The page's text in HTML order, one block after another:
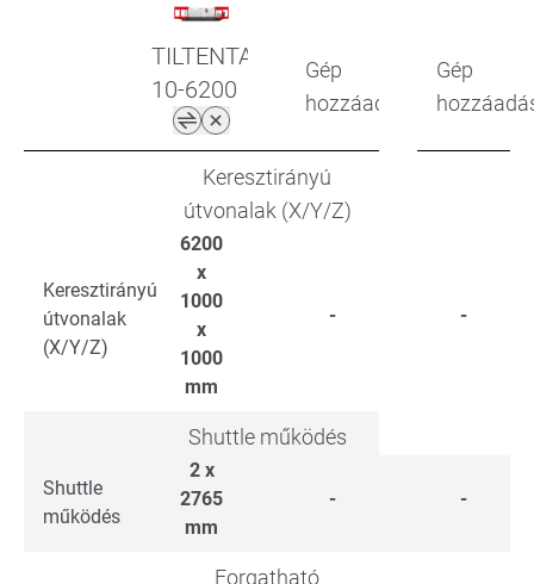
TILTENTA
10-6200
Gép
hozzáadása
Gép
Keresztirányú
útvonalak (X/Y/Z)
Keresztirányú
útvonalak
(X/Y/Z)
6200
x
1000
x
1000
mm
- -
Shuttle működés
Shuttle
működés
2 x
2765
mm
- -
Forgatható